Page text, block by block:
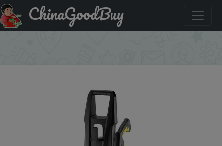
Купити по знижці love1000 Электрическая мойка
высокого давления Karcher K 3 1.601-888.0 1600 Вт
ChinaGoodBuy